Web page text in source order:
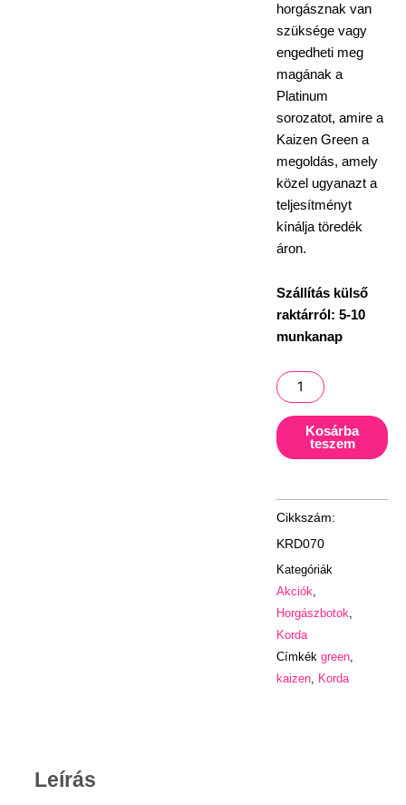
horgásznak van
szüksége vagy
engedheti meg
magának a
Platinum
sorozatot, amire a
Kaizen Green a
megoldás, amely
közel ugyanazt a
teljesítményt
kínálja töredék
áron.
Szállítás külső
raktárról: 5-10
munkanap
Korda
Kaizen
Green
10
lb
bot
(3
m)
kerámia
gyűrűkkel
mennyiség
Kosárba
teszem
KRD070
Kategóriák
Akciók
Horgászbotok
Korda
Címkék green
kaizen Korda
Leírás